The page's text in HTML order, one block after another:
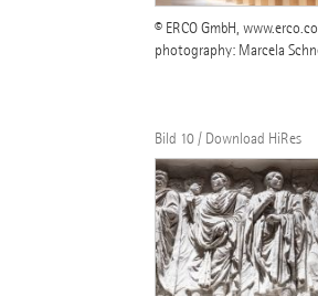
© ERCO GmbH,
photography: Marcela
Bild 10 / Download HiRes